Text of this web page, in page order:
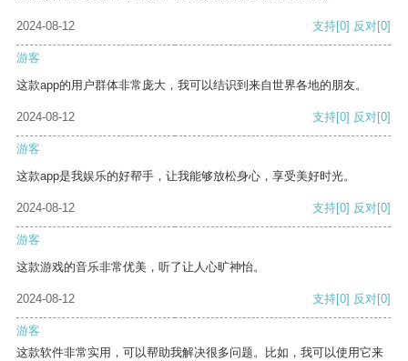
2024-08-12 支持[0] 反对[0]
游客
这款app的用户群体非常庞大，我可以结识到来自世界各地的朋友。
2024-08-12 支持[0] 反对[0]
游客
这款app是我娱乐的好帮手，让我能够放松身心，享受美好时光。
2024-08-12 支持[0] 反对[0]
游客
这款游戏的音乐非常优美，听了让人心旷神怡。
2024-08-12 支持[0] 反对[0]
游客
这款软件非常实用，可以帮助我解决很多问题。比如，我可以使用它来